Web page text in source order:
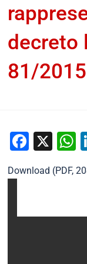
decreto
81/2015
X
Download (PDF,